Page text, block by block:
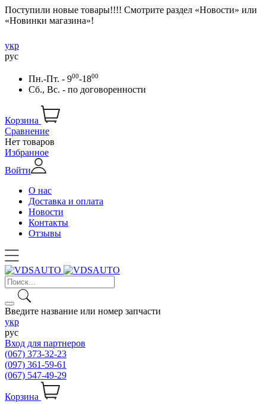
Поступили новые товары!!!! Смотрите раздел «Новости» или
«Новинки магазина»!
укр
рус
Пн.-Пт. - 900-1800
Сб., Вс. - по договоренности
Корзина
Сравнение
Нет товаров
Избранное
Войти
О нас
Доставка и оплата
Новости
Контакты
Отзывы
Введите название или номер запчасти
укр
рус
Вход для партнеров
(067) 373-32-23
(097) 361-59-61
(067) 547-49-29
Корзина